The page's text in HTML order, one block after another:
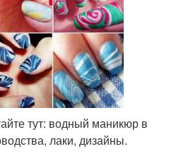
тут: водный маникюр в
лаки, дизайны.